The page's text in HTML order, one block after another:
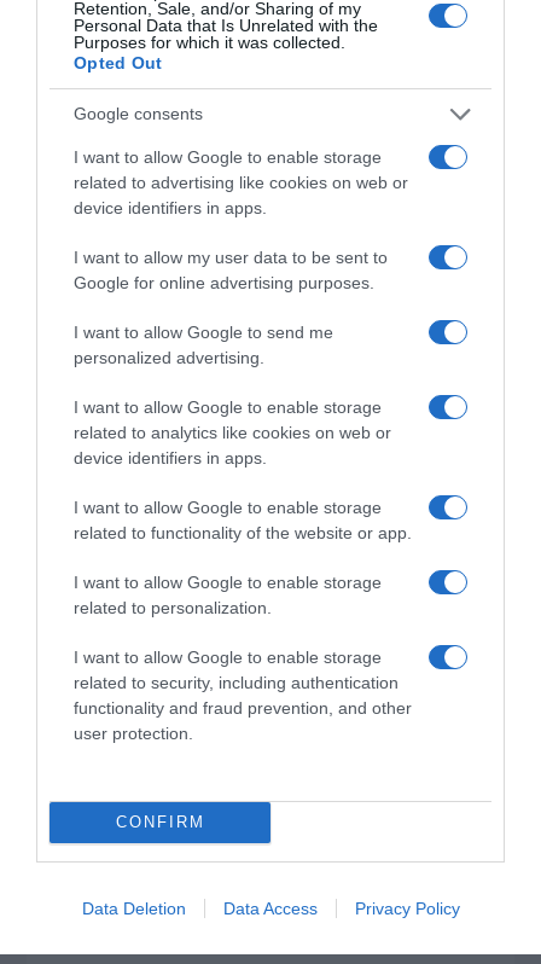
Retention, Sale, and/or Sharing of my
Personal Data that Is Unrelated with the
Purposes for which it was collected.
Opted Out
Google consents
I want to allow Google to enable storage
related to advertising like cookies on web or
device identifiers in apps.
I want to allow my user data to be sent to
Google for online advertising purposes.
I want to allow Google to send me
personalized advertising.
I want to allow Google to enable storage
related to analytics like cookies on web or
device identifiers in apps.
I want to allow Google to enable storage
related to functionality of the website or app.
I want to allow Google to enable storage
related to personalization.
I want to allow Google to enable storage
related to security, including authentication
functionality and fraud prevention, and other
user protection.
CONFIRM
Data Deletion Data Access Privacy Policy
ΔΙΑΒΆΣΤΕ ΣΤΟ «Π»
*ΤΑ ΆΝΘΗ ΤΟΥ ΚΑΚΟΎ*
Ο Μητσοτάκης κάνει σχέδια για την
εκείνη του 2035, ώρα είναι να βγει κι
ο Βελόπουλος…
εκλογές του 2040 (…στον Σύλλογο…